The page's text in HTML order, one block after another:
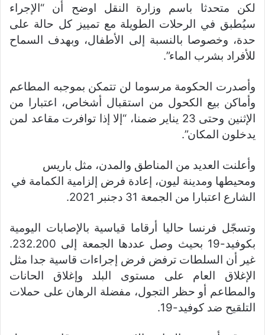
لكن متحدثا باسم وزارة النقل اوضح أن “الإجراء
سيُطبق في الرحلات الطويلة مع تمييز كل حالة على
حدة، وخصوصا بالنسبة إلى الأطفال، وبهدف السماح
للأفراد بشرب الماء”.
وأصدرت الحكومة مرسوما لن تتمكن بموجبه المطاعم
وأماكن بيع الكحول من استقبال أشخاص، اعتبارا من
الإثنين وحتى 23 يناير ضمنا، “إلا إذا توافرت مقاعد لمن
يدخلون المكان”.
وأعلنت العديد من المناطق والمدن، مثل باريس
ومحيطها ومدينة ليون، إعادة فرض إلزامية الكمامة في
الشارع اعتبارا من الجمعة 31 دجنبر 2021.
وتسجّل فرنسا حاليا أرقاما قياسية بالإصابات اليومية
بكوفيد-19 بحيث وصل عددها الجمعة إلى 232.200.
غير أن السلطات ترفض فرض إجراءات قاسية جدا مثل
الإغلاق العام على مستوى البلد وإغلاق الحانات
والمطاعم أو حظر التجول، مفضلة الرهان على حملات
التلقيح ضد كوفيد-19.